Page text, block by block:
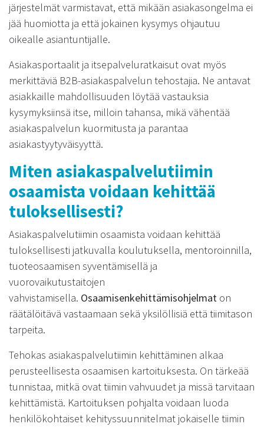
järjestelmät varmistavat, että mikään asiakasongelma ei
jää huomiotta ja että jokainen kysymys ohjautuu
oikealle asiantuntijalle.
Asiakasportaalit ja itsepalveluratkaisut ovat myös
merkittäviä B2B-asiakaspalvelun tehostajia. Ne antavat
asiakkaille mahdollisuuden löytää vastauksia
kysymyksiinsä itse, milloin tahansa, mikä vähentää
asiakaspalvelun kuormitusta ja parantaa
asiakastyytyväisyyttä.
Miten asiakaspalvelutiimin
osaamista voidaan kehittää
tuloksellisesti?
Asiakaspalvelutiimin osaamista voidaan kehittää
tuloksellisesti jatkuvalla koulutuksella, mentoroinnilla,
tuoteosaamisen syventämisellä ja
vuorovaikutustaitojen
vahvistamisella. Osaamisenkehittämisohjelmat on
räätälöitävä vastaamaan sekä yksilöllisiä että tiimitason
tarpeita.
Tehokas asiakaspalvelutiimin kehittäminen alkaa
perusteellisesta osaamisen kartoituksesta. On tärkeää
tunnistaa, mitkä ovat tiimin vahvuudet ja missä tarvitaan
kehittämistä. Kartoituksen pohjalta voidaan luoda
henkilökohtaiset kehityssuunnitelmat jokaiselle tiimin